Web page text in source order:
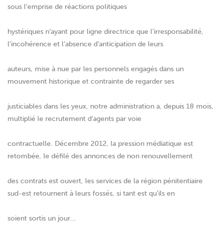
sous l’emprise de réactions politiques
hystériques n’ayant pour ligne directrice que l’irresponsabilité,
l’incohérence et l’absence d’anticipation de leurs
auteurs, mise à nue par les personnels engagés dans un
mouvement historique et contrainte de regarder ses
justiciables dans les yeux, notre administration a, depuis 18 mois,
multiplié le recrutement d’agents par voie
contractuelle. Décembre 2012, la pression médiatique est
retombée, le défilé des annonces de non renouvellement
des contrats est ouvert, les services de la région pénitentiaire
sud-est retournent à leurs fossés, si tant est qu’ils en
soient sortis un jour…